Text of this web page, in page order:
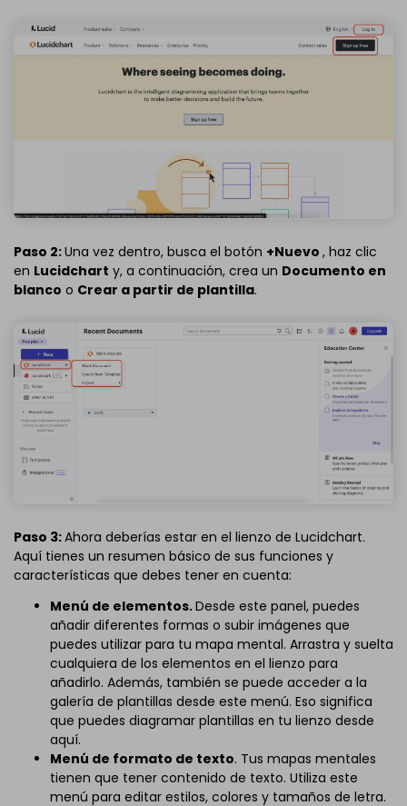
Paso 2:Una vez dentro, busca el botón +Nuevo , haz clic
en Lucidchart y, a continuación, crea un Documento en
blanco o Crear a partir de plantilla.
Paso 3:Ahora deberías estar en el lienzo de Lucidchart.
Aquí tienes un resumen básico de sus funciones y
características que debes tener en cuenta:
Menú de elementos.Desde este panel, puedes
añadir diferentes formas o subir imágenes que
puedes utilizar para tu mapa mental. Arrastra y suelta
cualquiera de los elementos en el lienzo para
añadirlo. Además, también se puede acceder a la
galería de plantillas desde este menú. Eso significa
que puedes diagramar plantillas en tu lienzo desde
aquí.
Menú de formato de texto. Tus mapas mentales
tienen que tener contenido de texto. Utiliza este
menú para editar estilos, colores y tamaños de letra.